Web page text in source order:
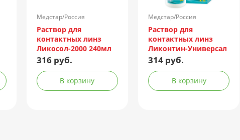
Медстар/Россия
Раствор для
контактных линз
Ликосол-2000 240мл
316 руб.
В корзину
Медстар/Россия
Раствор для
контактных линз
Ликонтин-Универсал
240мл
314 руб.
В корзину